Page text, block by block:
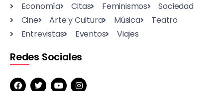
Economía
Citas Feminismos
Sociedad
Cine
Arte y Cultura Música
Teatro
Entrevistas
Eventos Viajes
Redes Sociales